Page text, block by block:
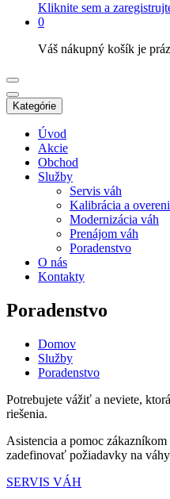
Kliknite sem a
0
Váš nákupný košík je
Kategórie
Úvod
Akcie
Obchod
Služby
Servis váh
Kalibrácia a
Modernizácia váh
Prenájom váh
Poradenstvo
O nás
Kontakty
Poradenstvo
Domov
Služby
Poradenstvo
Potrebujete vážiť a neviete,
riešenia.
Asistencia a pomoc
zadefinovať požiadavky na
SERVIS VÁH